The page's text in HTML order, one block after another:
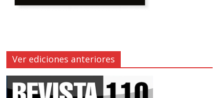
Ver ediciones anteriores